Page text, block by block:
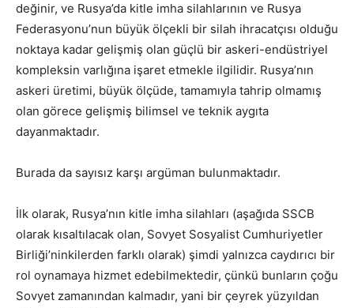
değinir, ve Rusya’da kitle imha silahlarının ve Rusya
Federasyonu’nun büyük ölçekli bir silah ihracatçısı olduğu
noktaya kadar gelişmiş olan güçlü bir askeri-endüstriyel
kompleksin varlığına işaret etmekle ilgilidir. Rusya’nın
askeri üretimi, büyük ölçüde, tamamıyla tahrip olmamış
olan görece gelişmiş bilimsel ve teknik aygıta
dayanmaktadır.
Burada da sayısız karşı argüman bulunmaktadır.
İlk olarak, Rusya’nın kitle imha silahları (aşağıda SSCB
olarak kısaltılacak olan, Sovyet Sosyalist Cumhuriyetler
Birliği’ninkilerden farklı olarak) şimdi yalnızca caydırıcı bir
rol oynamaya hizmet edebilmektedir, çünkü bunların çoğu
Sovyet zamanından kalmadır, yani bir çeyrek yüzyıldan